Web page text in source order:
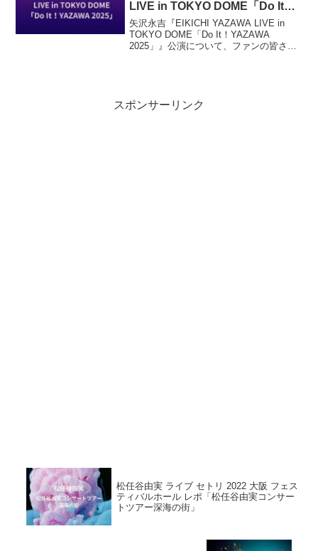
LIVE in TOKYO DOME「Do It！
YAZAWA 2025」』
矢沢永吉『EIKICHI YAZAWA LIVE in
TOKYO DOME「Do It！YAZAWA
2025」』公演について、ファンの皆さん
スポンサーリンク
松任谷由実 ライブ セトリ 2022 大阪 フェス
ティバルホール レポ「松任谷由実コンサー
トツアー深海の街」